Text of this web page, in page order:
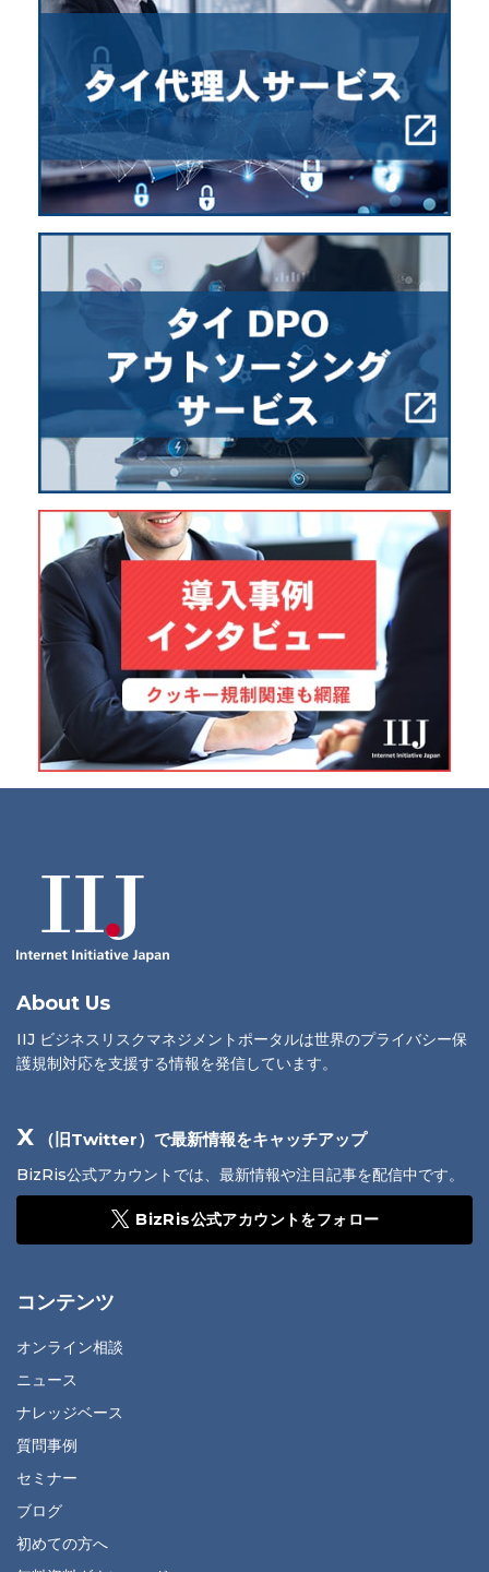
About Us
IIJ ビジネスリスクマネジメントポータルは世界のプライバシー保
護規制対応を支援する情報を発信しています。
X （旧Twitter）で最新情報をキャッチアップ
BizRis公式アカウントでは、最新情報や注目記事を配信中です。
BizRis公式アカウントをフォロー
コンテンツ
オンライン相談
ニュース
ナレッジベース
質問事例
セミナー
ブログ
初めての方へ